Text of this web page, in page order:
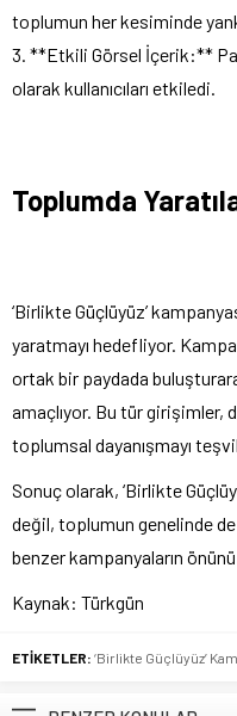
toplumun her kesiminde
3. **Etkili Görsel İçerik:**
olarak kullanıcıları etkiledi.
Toplumda
‘Birlikte Güçlüyüz’
yaratmayı hedefliyor.
ortak bir paydada
amaçlıyor. Bu tür girişimler,
toplumsal dayanışmayı
Sonuç olarak, ‘Birlikte
değil, toplumun genelinde
benzer kampanyaların
Kaynak: Türkgün
ETİKETLER: ‘Birlikte Güçlüyüz’